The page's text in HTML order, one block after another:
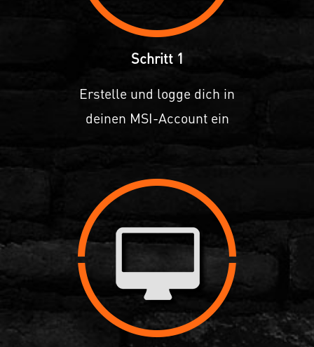
Schritt 1
Erstelle und logge dich in
deinen MSI-Account ein